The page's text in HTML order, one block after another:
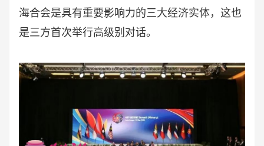
海合会是具有重要影响力的三大经济实体，这也
是三方首次举行高级别对话。